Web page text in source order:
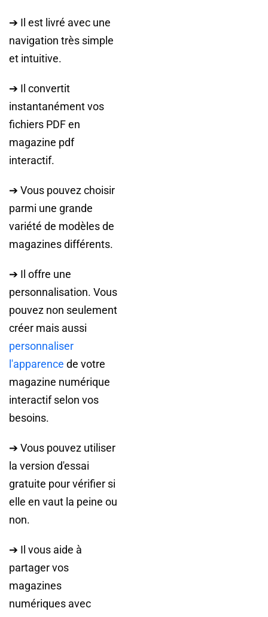
➔ Il est livré avec une
navigation très simple
et intuitive.
➔ Il convertit
instantanément vos
fichiers PDF en
magazine pdf
interactif.
➔ Vous pouvez choisir
parmi une grande
variété de modèles de
magazines différents.
➔ Il offre une
personnalisation. Vous
pouvez non seulement
créer mais aussi
personnaliser
l'apparence de votre
magazine numérique
interactif selon vos
besoins.
➔ Vous pouvez utiliser
la version d'essai
gratuite pour vérifier si
elle en vaut la peine ou
non.
➔ Il vous aide à
partager vos
magazines
numériques avec